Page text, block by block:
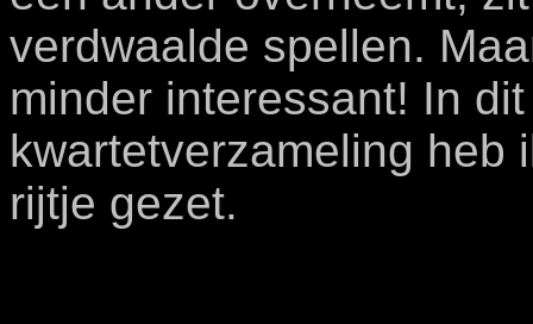
verdwaalde spellen.
minder interessant! In
kwartetverzameling heb
rijtje gezet.